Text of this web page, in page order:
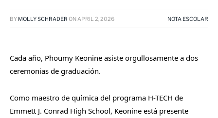
BY MOLLY SCHRADER ON APRIL 2, 2026 NOTA ESCOLAR
Cada año, Phoumy Keonine asiste orgullosamente a dos
ceremonias de graduación.
Como maestro de química del programa H-TECH de
Emmett J. Conrad High School, Keonine está presente